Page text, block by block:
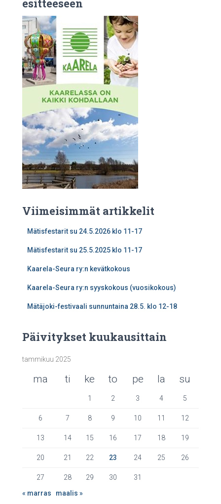
esitteeseen
Viimeisimmät artikkelit
Mätisfestarit su 24.5.2026 klo 11-17
Mätisfestarit su 25.5.2025 klo 11-17
Kaarela-Seura ry:n kevätkokous
Kaarela-Seura ry:n syyskokous (vuosikokous)
Mätäjoki-festivaali sunnuntaina 28.5. klo 12-18
Päivitykset kuukausittain
tammikuu 2025
ma ti ke to pe la su
1 2 3 4 5
6 7 8 9 10 11 12
13 14 15 16 17 18 19
20 21 22 23 24 25 26
27 28 29 30
31
« marras
maalis »